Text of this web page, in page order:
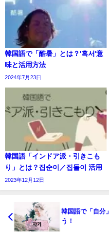
韓国語で「酷暑」とは？'혹서'意
味と活用方法
2024年7月23日
韓国語「インドア派・引きこも
り」とは？집순이／집돌이 活用
2023年12月12日
韓国語で「自分
う！